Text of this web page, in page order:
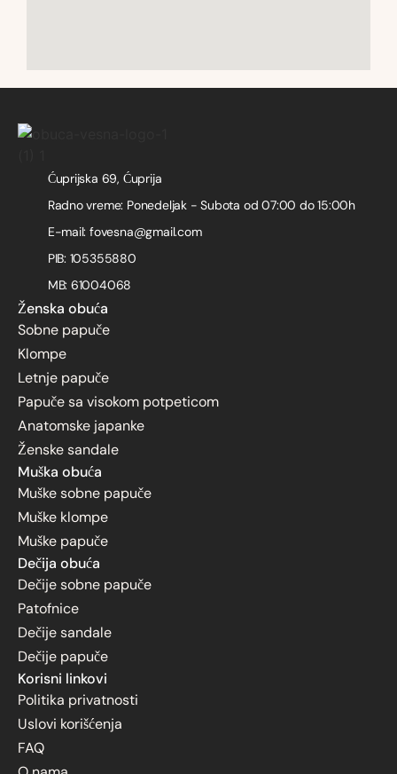
Ćuprijska 69, Ćuprija
Radno vreme: Ponedeljak - Subota od 07:00 do 15:00h
E-mail: fovesna@gmail.com
PIB: 105355880
MB: 61004068
Ženska obuća
Sobne papuče
Klompe
Letnje papuče
Papuče sa visokom potpeticom
Anatomske japanke
Ženske sandale
Muška obuća
Muške sobne papuče
Muške klompe
Muške papuče
Dečija obuća
Dečije sobne papuče
Patofnice
Dečije sandale
Dečije papuče
Korisni linkovi
Politika privatnosti
Uslovi korišćenja
FAQ